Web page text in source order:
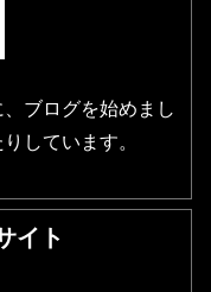
ブログを始めまし
しています。
イト